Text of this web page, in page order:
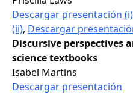
Descargar presentación (i)
(ii), Descargar
Discursive perspectives
science textbooks
Isabel Martins
Descargar presentación